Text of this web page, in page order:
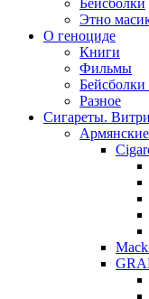
Бейсболки
Этно
О геноциде
Книги
Фильмы
Разное
Сигареты.